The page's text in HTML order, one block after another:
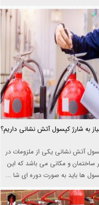
به شارژ کپسول آتش نشانی داریم؟
آتش نشانی یکی از ملزومات در
ساختمان و مکانی می باشد که این
ها باید به صورت دوره ای شا ...